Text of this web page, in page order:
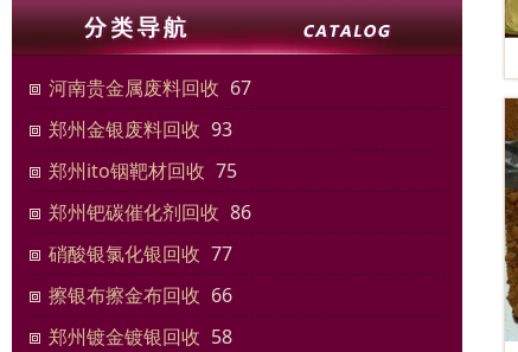
河南贵金属废料回收 67
郑州金银废料回收 93
郑州ito铟靶材回收 75
郑州钯碳催化剂回收 86
硝酸银氯化银回收 77
擦银布擦金布回收 66
郑州镀金镀银回收 58